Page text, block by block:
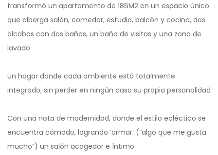
transformó un apartamento de 186M2 en un espacio único
que alberga salón, comedor, estudio, balcón y cocina, dos
alcobas con dos baños, un baño de visitas y una zona de
lavado.
Un hogar donde cada ambiente está totalmente
integrado, sin perder en ningún caso su propia personalidad
Con una nota de modernidad, donde el estilo ecléctico se
encuentra cómodo, logrando ‘armar’ (“algo que me gusta
mucho”) un salón acogedor e íntimo.